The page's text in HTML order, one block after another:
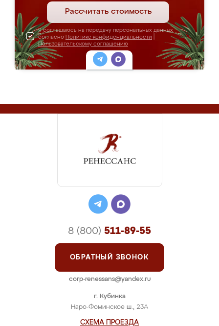
Рассчитать стоимость
Я соглашаюсь на передачу персональных данных
согласно Политике конфиденциальности
Пользовательскому соглашению
г. Кубинка
Наро-Фоминское ш., 23А
СХЕМА ПРОЕЗДА
8 (800) 511-89-55
ОБРАТНЫЙ ЗВОНОК
corp-renessans@yandex.ru